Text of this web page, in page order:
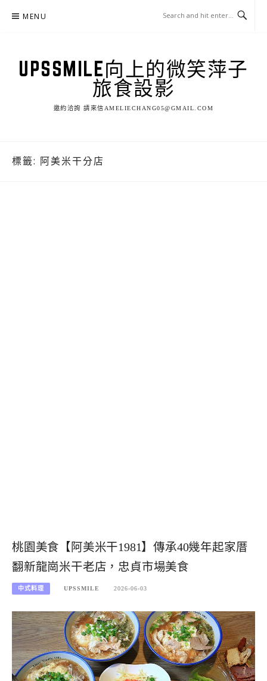
MENU
UPSSMILE向上的微笑萍子
旅食設影
邀約洽詢 請來信AMELIECHANG05@GMAIL.COM
標籤: 阿美米干分店
桃園美食【阿美米干1981】傳承40幾年起家厝
翻新龍崗米干老店，忠貞市場美食
中式料理 UPSSMILE 2026-06-03